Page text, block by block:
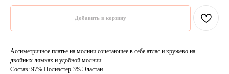
Добавить в корзину
Ассиметричное платье на молнии сочетающее в себе атлас и кружево на
двойных лямках и удобной молнии.
Состав: 97% Полиэстер 3% Эластан